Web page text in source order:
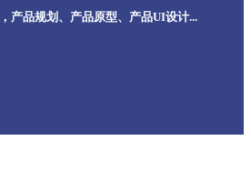
产品规划、产品原型、产品UI设计...